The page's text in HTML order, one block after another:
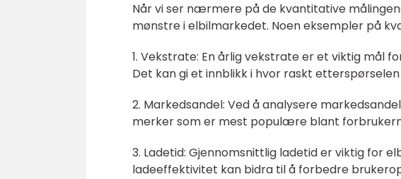
Når vi ser nærmere på de kvantitative
mønstre i elbilmarkedet. Noen eksempler på
1. Vekstrate: En årlig vekstrate er et viktig mål
Det kan gi et innblikk i hvor raskt
2. Markedsandel: Ved å analysere
merker som er mest populære blant
3. Ladetid: Gjennomsnittlig ladetid er viktig for
ladeeffektivitet kan bidra til å forbedre